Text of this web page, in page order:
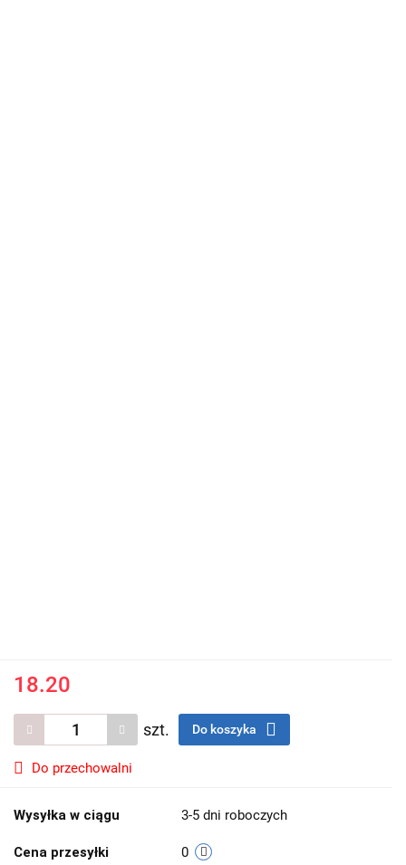
18.20
szt. Do koszyka
Do przechowalni
Wysyłka w ciągu 3-5 dni roboczych
Cena przesyłki 0